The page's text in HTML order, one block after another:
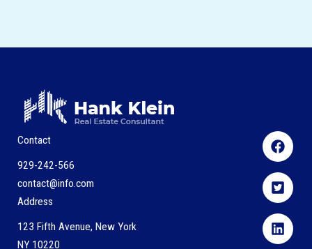
Contact
929-242-566
contact@info.com
Address
123 Fifth Avenue, New York
NY 10220